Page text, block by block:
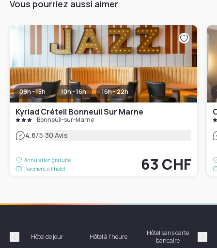
Vous pourriez aussi aimer
09h - 15h 10h - 16h 16h - 22h
Kyriad Créteil Bonneuil Sur Marne
Bonneuil-sur-Marne
4.6/5|30 Avis
Annulation gratuite
Paiement à l'hôtel
63 CHF
Précédent
Hôtel de jour Hôtel à l'heure
Hôtel sans carte
bancaire